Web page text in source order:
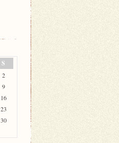
S
2
9
16
23
30